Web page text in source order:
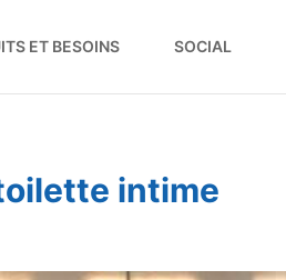
ET BESOINS SOCIAL
intime